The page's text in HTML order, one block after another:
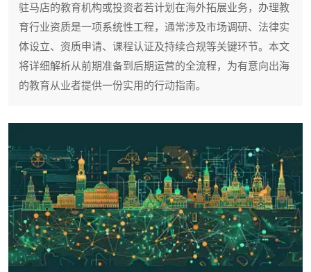
驻马店的教育机构或投资者若计划在海外拓展业务，办理教
育行业资质是一项系统性工程，通常涉及市场调研、法律实
体设立、资质申请、课程认证及持续合规等关键环节。本文
将详细解析从前期准备到后期运营的全流程，为有意向出海
的教育从业者提供一份实用的行动指南。